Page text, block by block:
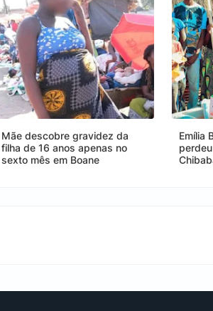
Mãe descobre gravidez da
filha de 16 anos apenas no
sexto mês em Boane
Emília